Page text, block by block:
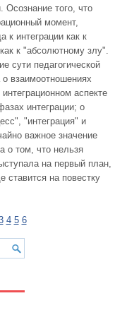
Осознание того, что
момент,
к интеграции как к
к "абсолютному злу".
сути педагогической
о взаимоотношениях
аспекте
интеграции; о
"интеграция" и
важное значение
о том, что нельзя
на первый план,
ставится на повестку
4 5 6